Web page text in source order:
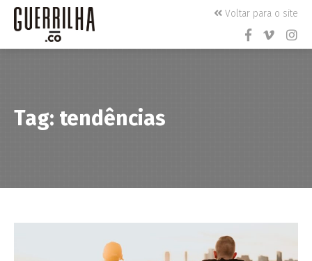
Voltar para o site
Tag: tendências